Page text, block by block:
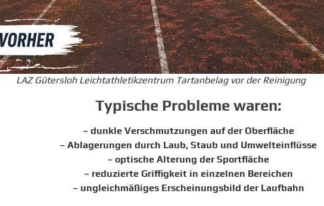
LAZ Gütersloh Leichtathletikzentrum Tartanbelag vor der Reinigung
Typische Probleme waren:
– dunkle Verschmutzungen auf der Oberfläche
– Ablagerungen durch Laub, Staub und Umwelteinflüsse
– optische Alterung der Sportfläche
– reduzierte Griffigkeit in einzelnen Bereichen
– ungleichmäßiges Erscheinungsbild der Laufbahn